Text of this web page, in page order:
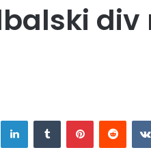
div
LinkedInTumblr Pinterest